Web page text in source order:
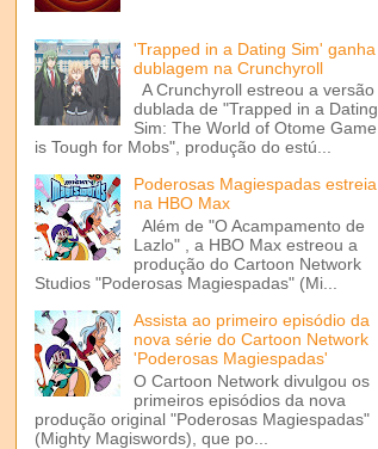
'Trapped in a Dating Sim' ganha
dublagem na Crunchyroll
A Crunchyroll estreou a versão
dublada de "Trapped in a Dating
Sim: The World of Otome Game
is Tough for Mobs", produção do estú...
Poderosas Magiespadas estreia
na HBO Max
Além de "O Acampamento de
Lazlo" , a HBO Max estreou a
produção do Cartoon Network
Studios "Poderosas Magiespadas" (Mi...
Assista ao primeiro episódio da
nova série do Cartoon Network
'Poderosas Magiespadas'
O Cartoon Network divulgou os
primeiros episódios da nova
produção original "Poderosas Magiespadas"
(Mighty Magiswords), que po...